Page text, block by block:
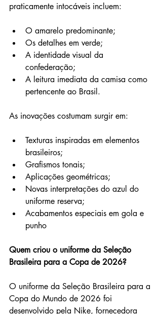
praticamente intocáveis incluem:
O amarelo predominante;
Os detalhes em verde;
A identidade visual da
confederação;
A leitura imediata da camisa como
pertencente ao Brasil.
As inovações costumam surgir em:
Texturas inspiradas em elementos
brasileiros;
Grafismos tonais;
Aplicações geométricas;
Novas interpretações do azul do
uniforme reserva;
Acabamentos especiais em gola e
punho
Quem criou o uniforme da Seleção
Brasileira para a Copa de 2026?
O uniforme da Seleção Brasileira para a
Copa do Mundo de 2026 foi
desenvolvido pela Nike, fornecedora